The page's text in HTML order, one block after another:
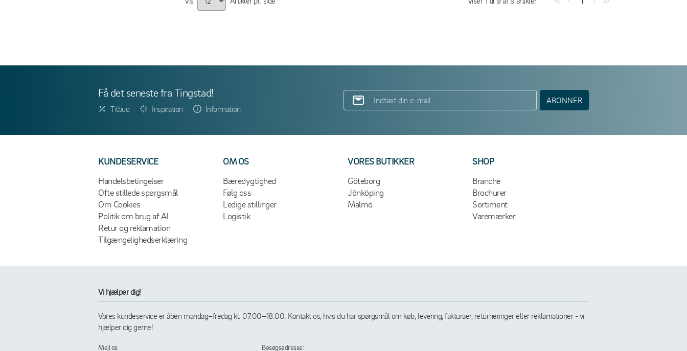
Få det seneste fra Tingstad!
Tilbud Inspiration Information
ABONNER
KUNDESERVICE
Handelsbetingelser
Ofte stillede spørgsmål
Om Cookies
Politik om brug af AI
Retur og reklamation
Tilgængelighedserklæring
OM OS
Bæredygtighed
Følg oss
Ledige stillinger
Logistik
VORES BUTIKKER
Göteborg
Jönköping
Malmö
SHOP
Branche
Brochurer
Sortiment
Varemærker
Vi hjælper dig!
Vores kundeservice er åben mandag–fredag kl. 07.00–18.00. Kontakt os, hvis du har spørgsmål om køb, levering, fakturaer, returneringer eller reklamationer - vi
hjælper dig gerne!
Mejl os Besøgsadresse: